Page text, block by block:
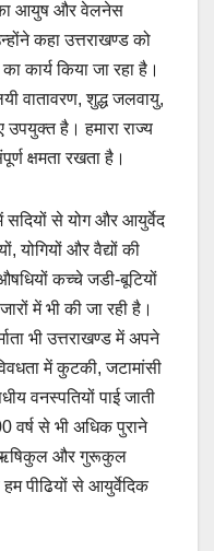
का आयुष और वेलनेस
कहा उत्तराखण्ड को
कार्य किया जा रहा है।
वातावरण, शुद्ध जलवायु,
है। हमारा राज्य
क्षमता रखता है।
सदियों से योग और आयुर्वेद
योगियों और वैद्यों की
कच्चे जडी-बूटियों
में भी की जा रही है।
भी उत्तराखण्ड में अपने
में कुटकी, जटामांसी
वनस्पतियों पाई जाती
वर्ष से भी अधिक पुराने
ऋषिकुल और गुरूकुल
पीढियों से आयुर्वेदिक